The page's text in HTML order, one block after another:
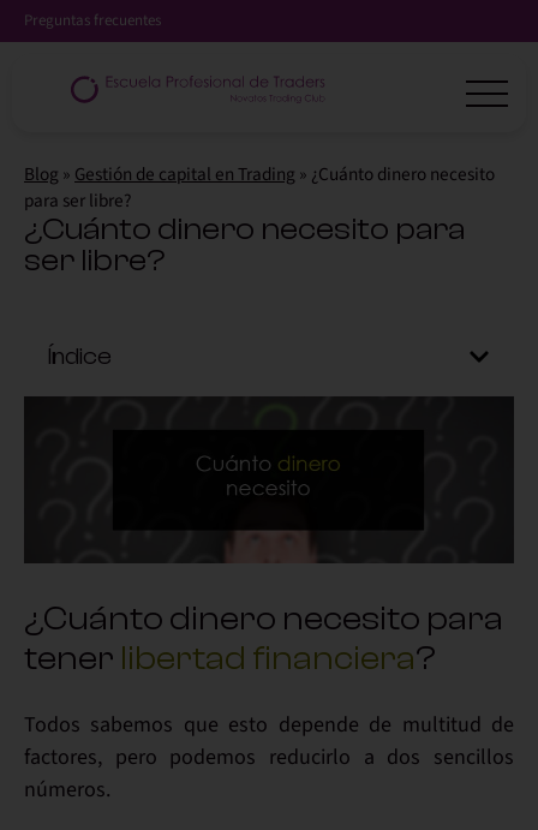
Preguntas frecuentes
Blog » Gestión de capital en Trading » ¿Cuánto dinero necesito
para ser libre?
¿Cuánto dinero necesito para
ser libre?
Índice
¿Cuánto dinero necesito para
tener libertad financiera?
Todos sabemos que esto depende de multitud de
factores, pero podemos reducirlo a dos sencillos
números.